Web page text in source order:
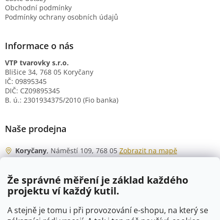
Že správné měření je základ každého
projektu ví každý kutil.
A stejně je tomu i při provozování e-shopu, na který se
Obchodní podmínky
Podmínky ochrany osobních údajů
Informace o nás
VTP tvarovky s.r.o.
Blišice 34, 768 05 Koryčany
IČ: 09895345
DIČ: CZ09895345
B. ú.: 2301934375/2010 (Fio banka)
Naše prodejna
Koryčany, Náměstí 109, 768 05 Zobrazit na mapě
Po - Čt
06:00 - 07:00
07:30 - 15:30
Pá
06:00 - 07:00
07:30 - 15:00